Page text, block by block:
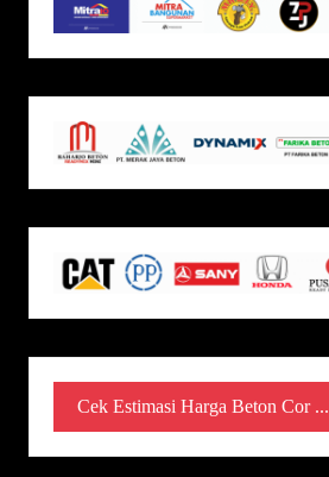
Cek Estimasi Harga Beton Cor ...